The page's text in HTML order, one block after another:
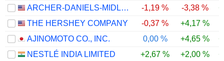
ARCHER-DANIELS-MIDLAND COMPANY
-1,19 % -3,38 %
THE HERSHEY COMPANY
-0,37 % +4,17 %
AJINOMOTO CO., INC.
0,00 % +4,65 %
NESTLÉ INDIA LIMITED
+2,67 % +2,00 %